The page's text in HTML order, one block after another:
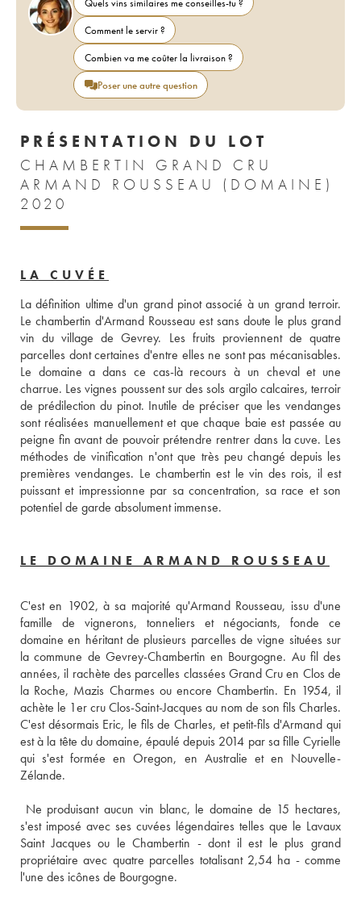
Comment le servir ?
Combien va me coûter la livraison ?
Poser une autre question
PRÉSENTATION DU LOT
CHAMBERTIN GRAND CRU
ARMAND ROUSSEAU (DOMAINE)
2020
LA CUVÉE
La définition ultime d'un grand pinot associé à un grand terroir.
Le chambertin d'Armand Rousseau est sans doute le plus grand
vin du village de Gevrey. Les fruits proviennent de quatre
parcelles dont certaines d'entre elles ne sont pas mécanisables.
Le domaine a dans ce cas-là recours à un cheval et une
charrue. Les vignes poussent sur des sols argilo calcaires, terroir
de prédilection du pinot. Inutile de préciser que les vendanges
sont réalisées manuellement et que chaque baie est passée au
peigne fin avant de pouvoir prétendre rentrer dans la cuve. Les
méthodes de vinification n'ont que très peu changé depuis les
premières vendanges. Le chambertin est le vin des rois, il est
puissant et impressionne par sa concentration, sa race et son
LE DOMAINE ARMAND ROUSSEAU
C'est en 1902, à sa majorité qu'Armand Rousseau, issu d'une
famille de vignerons, tonneliers et négociants, fonde ce
domaine en héritant de plusieurs parcelles de vigne situées sur
la commune de Gevrey-Chambertin en Bourgogne. Au fil des
années, il rachète des parcelles classées Grand Cru en Clos de
la Roche, Mazis Charmes ou encore Chambertin. En 1954, il
achète le 1er cru Clos-Saint-Jacques au nom de son fils Charles.
C'est désormais Eric, le fils de Charles, et petit-fils d'Armand qui
est à la tête du domaine, épaulé depuis 2014 par sa fille Cyrielle
qui s'est formée en Oregon, en Australie et en Nouvelle-
Zélande.
Ne produisant aucun vin blanc, le domaine de 15 hectares,
s'est imposé avec ses cuvées légendaires telles que le Lavaux
Saint Jacques ou le Chambertin - dont il est le plus grand
propriétaire avec quatre parcelles totalisant 2,54 ha - comme
l'une des icônes de Bourgogne.